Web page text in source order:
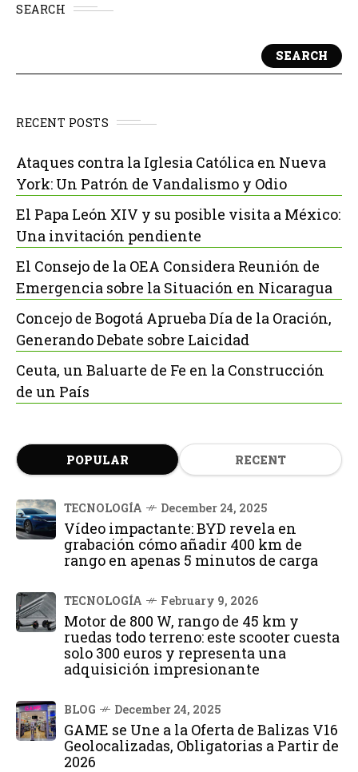
SEARCH
SEARCH
RECENT POSTS
Ataques contra la Iglesia Católica en Nueva
York: Un Patrón de Vandalismo y Odio
El Papa León XIV y su posible visita a México:
Una invitación pendiente
El Consejo de la OEA Considera Reunión de
Emergencia sobre la Situación en Nicaragua
Concejo de Bogotá Aprueba Día de la Oración,
Generando Debate sobre Laicidad
Ceuta, un Baluarte de Fe en la Construcción
de un País
POPULAR RECENT
TECNOLOGÍA December 24, 2025
Vídeo impactante: BYD revela en
grabación cómo añadir 400 km de
rango en apenas 5 minutos de carga
TECNOLOGÍA February 9, 2026
Motor de 800 W, rango de 45 km y
ruedas todo terreno: este scooter cuesta
solo 300 euros y representa una
adquisición impresionante
BLOG December 24, 2025
GAME se Une a la Oferta de Balizas V16
Geolocalizadas, Obligatorias a Partir de
2026